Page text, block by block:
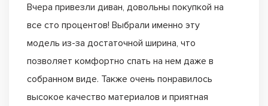
Вчера привезли диван, довольны покупкой на
все сто процентов! Выбрали именно эту
модель из-за достаточной ширина, что
позволяет комфортно спать на нем даже в
собранном виде. Также очень понравилось
высокое качество материалов и приятная